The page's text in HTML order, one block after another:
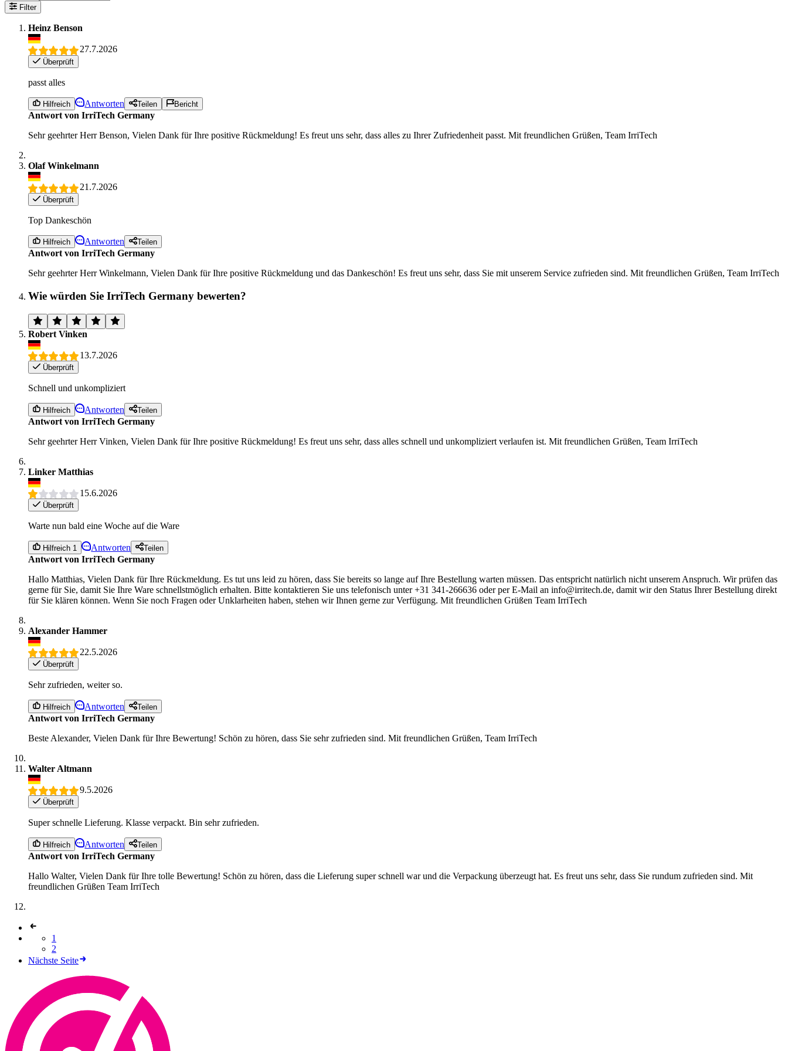
Filter
Heinz Benson
27.7.2026
Überprüft
passt alles
Hilfreich Antworten Teilen Bericht
Antwort von IrriTech Germany
Sehr geehrter Herr Benson, Vielen Dank für Ihre positive Rückmeldung! Es freut uns sehr, dass alles zu Ihrer Zufriedenheit passt. Mit freundlichen Grüßen, Team IrriTech
Olaf Winkelmann
21.7.2026
Überprüft
Top Dankeschön
Hilfreich Antworten Teilen
Antwort von IrriTech Germany
Sehr geehrter Herr Winkelmann, Vielen Dank für Ihre positive Rückmeldung und das Dankeschön! Es freut uns sehr, dass Sie mit unserem Service zufrieden sind. Mit freundlichen Grüßen, Team IrriTech
Wie würden Sie IrriTech Germany bewerten?
Robert Vinken
13.7.2026
Überprüft
Schnell und unkompliziert
Hilfreich Antworten Teilen
Antwort von IrriTech Germany
Sehr geehrter Herr Vinken, Vielen Dank für Ihre positive Rückmeldung! Es freut uns sehr, dass alles schnell und unkompliziert verlaufen ist. Mit freundlichen Grüßen, Team IrriTech
Linker Matthias
15.6.2026
Überprüft
Warte nun bald eine Woche auf die Ware
Hilfreich 1 Antworten Teilen
Antwort von IrriTech Germany
Hallo Matthias, Vielen Dank für Ihre Rückmeldung. Es tut uns leid zu hören, dass Sie bereits so lange auf Ihre Bestellung warten müssen. Das entspricht natürlich nicht unserem Anspruch. Wir prüfen das
gerne für Sie, damit Sie Ihre Ware schnellstmöglich erhalten. Bitte kontaktieren Sie uns telefonisch unter +31 341-266636 oder per E-Mail an info@irritech.de, damit wir den Status Ihrer Bestellung direkt
für Sie klären können. Wenn Sie noch Fragen oder Unklarheiten haben, stehen wir Ihnen gerne zur Verfügung. Mit freundlichen Grüßen Team IrriTech
Alexander Hammer
22.5.2026
Überprüft
Sehr zufrieden, weiter so.
Hilfreich Antworten Teilen
Antwort von IrriTech Germany
Beste Alexander, Vielen Dank für Ihre Bewertung! Schön zu hören, dass Sie sehr zufrieden sind. Mit freundlichen Grüßen, Team IrriTech
Walter Altmann
9.5.2026
Überprüft
Super schnelle Lieferung. Klasse verpackt. Bin sehr zufrieden.
Hilfreich Antworten Teilen
Antwort von IrriTech Germany
Hallo Walter, Vielen Dank für Ihre tolle Bewertung! Schön zu hören, dass die Lieferung super schnell war und die Verpackung überzeugt hat. Es freut uns sehr, dass Sie rundum zufrieden sind. Mit
freundlichen Grüßen Team IrriTech
1
2
Nächste Seite